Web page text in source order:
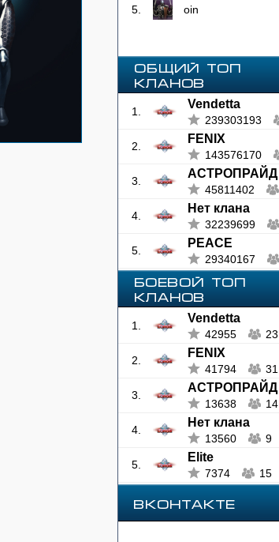
5.
oin
ОБЩИЙ ТОП
КЛАНОВ
1.
Vendetta
239303193
2.
FENIX
143576170
3.
АСТРОПРАЙД
45811402
4.
Нет клана
32239699
5.
PEACE
29340167
БОЕВОЙ ТОП
КЛАНОВ
1.
Vendetta
42955 23
2.
FENIX
41794 31
3.
АСТРОПРАЙД
13638 14
4.
Нет клана
13560 9
5.
Elite
7374 15
ВКОНТАКТЕ